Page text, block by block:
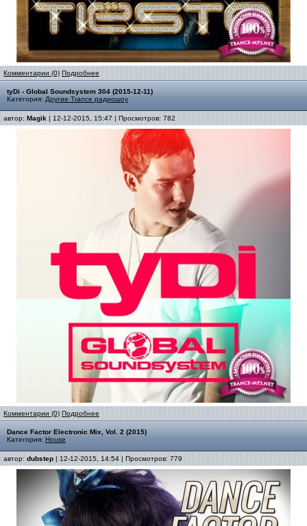
Комментарии (0) Подробнее
tyDi - Global Soundsystem 304 (2015-12-11)
Категория: Другие Trance радиошоу
автор: Magik | 12-12-2015, 15:47 | Просмотров: 782
Комментарии (0) Подробнее
Dance Factor Electronic Mix, Vol. 2 (2015)
Категория: House
автор: dubstep | 12-12-2015, 14:54 | Просмотров: 779